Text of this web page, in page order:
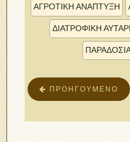
ΑΓΡΟΤΙΚΗ ΑΝΑΠΤΥΞΗ
ΔΙΑΤΡΟΦΙΚΗ
ΠΡΟΗΓΟΎΜΕΝΟ